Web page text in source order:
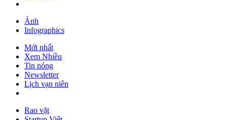
Ảnh
Infographics
Mới nhất
Xem Nhiều
Tin nóng
Newsletter
Lịch vạn niên
Rao vặt